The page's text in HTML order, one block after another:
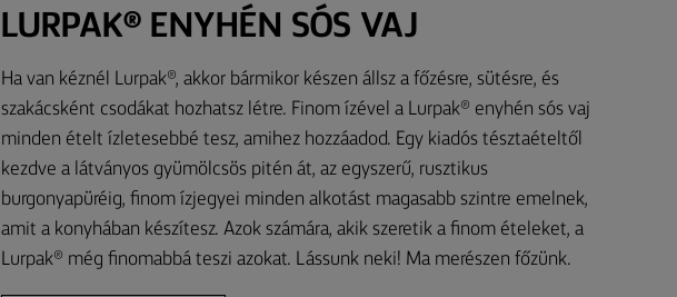
LURPAK® ENYHÉN SÓS VAJ
Ha van kéznél Lurpak®, akkor bármikor készen állsz a főzésre, sütésre, és
szakácsként csodákat hozhatsz létre. Finom ízével a Lurpak® enyhén sós vaj
minden ételt ízletesebbé tesz, amihez hozzáadod. Egy kiadós tésztaételtől
kezdve a látványos gyümölcsös pitén át, az egyszerű, rusztikus
burgonyapüréig, finom ízjegyei minden alkotást magasabb szintre emelnek,
amit a konyhában készítesz. Azok számára, akik szeretik a finom ételeket, a
Lurpak® még finomabbá teszi azokat. Lássunk neki! Ma merészen főzünk.